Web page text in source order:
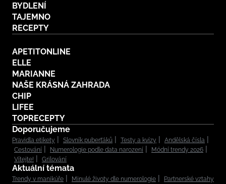
BYDLENÍ
TAJEMNO
RECEPTY
APETITONLINE
ELLE
MARIANNE
NAŠE KRÁSNÁ ZAHRADA
CHIP
LIFEE
TOPRECEPTY
Doporučujeme
Pravidla etikety Slovník puberťáků Testy a kvízy
Andělská čísla
Cestování
Numerologie podle data narození
Módní trendy 2026
Vítejte!
Grilování
Aktuální témata
Trendy v manikúře Minulé životy dle numerologie
Partnerské vztahy